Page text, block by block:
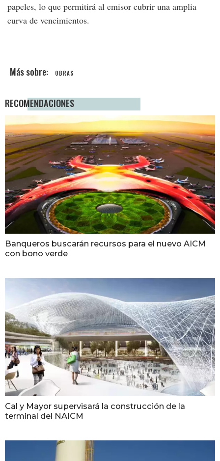
papeles, lo que permitirá al emisor cubrir una amplia
curva de vencimientos.
OBRAS
RECOMENDACIONES
Banqueros buscarán recursos para el nuevo AICM
con bono verde
Cal y Mayor supervisará la construcción de la
terminal del NAICM